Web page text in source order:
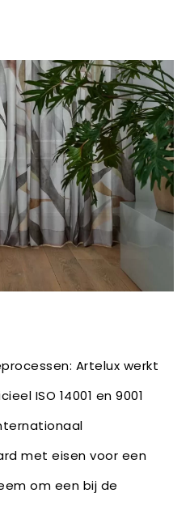
Artelux werkt
ISO 14001 en 9001
met eisen voor een
om een bij de